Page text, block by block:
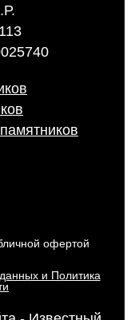
офертой
и Политика